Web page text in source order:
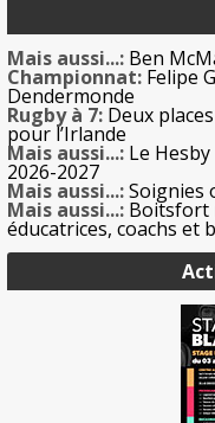
Mais aussi...: Ben
Championnat: Felipe
Dendermonde
Rugby à 7: Deux
pour l’Irlande
Mais aussi...: Le
2026-2027
Mais aussi...:Soignies
Mais aussi...: Boitsfort
éducatrices, coachs et